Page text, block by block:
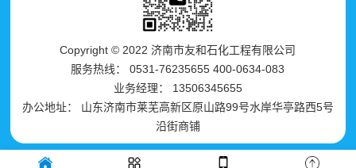
Copyright © 2022 济南市友和石化工程有限公司
服务热线： 0531-76235655 400-0634-083
业务经理： 13506345655
办公地址： 山东济南市莱芜高新区原山路99号水岸华亭路西5号
沿街商铺